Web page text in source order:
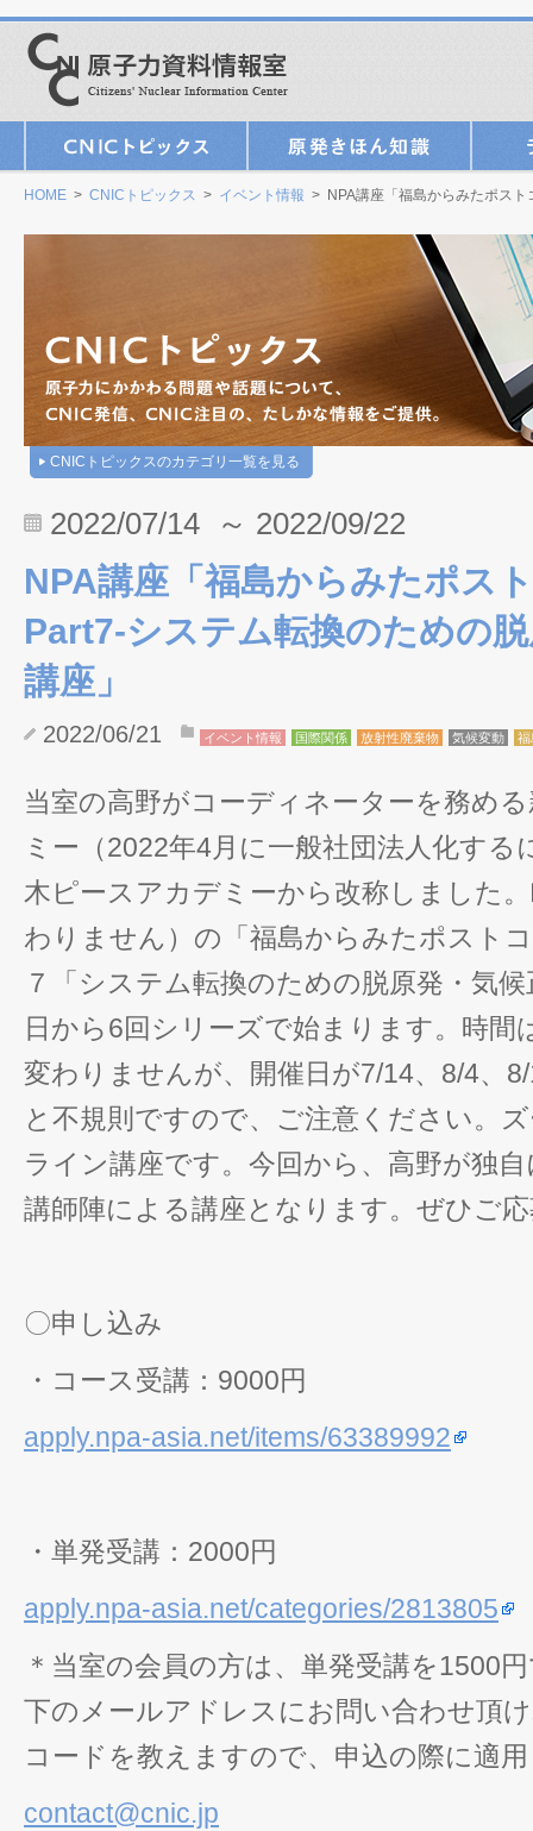
HOME > CNICトピックス > イベント情報 > NPA講座「福島からみたポス
CNICトピックスのカテゴリ一覧を見る
2022/07/14 ～ 2022/09/22
NPA講座「福島からみたポス
Part7-システム転換のための
講座」
2022/06/21 イベント情報 国際関係 放射性廃棄物 気候変動 福
当室の高野がコーディネーターを務め
ミー（2022年4月に一般社団法人化する
木ピースアカデミーから改称しました
わりません）の「福島からみたポスト
７「システム転換のための脱原発・気
日から6回シリーズで始まります。時間
変わりませんが、開催日が7/14、8/4、
と不規則ですので、ご注意ください。
ライン講座です。今回から、高野が独
講師陣による講座となります。ぜひご
〇申し込み
・コース受講：9000円
apply.npa-asia.net/items/63389992
・単発受講：2000円
apply.npa-asia.net/categories/2813805
＊当室の会員の方は、単発受講を1500
下のメールアドレスにお問い合わせ頂
コードを教えますので、申込の際に適
contact@cnic.jp